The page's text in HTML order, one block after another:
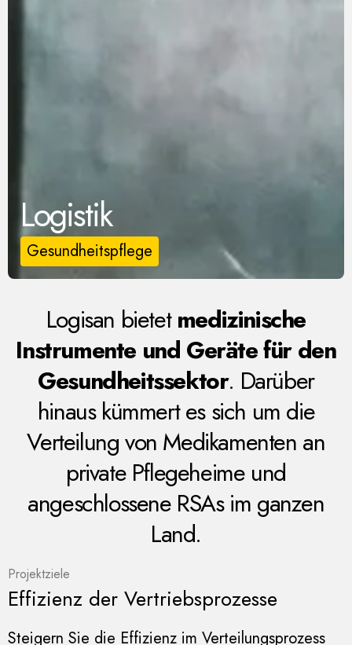
Logistik
Gesundheitspflege
Logisan bietetmedizinische
Instrumente und Geräte für den
Gesundheitssektor. Darüber
hinaus kümmert es sich um die
Verteilung von Medikamenten an
private Pflegeheime und
angeschlossene RSAs im ganzen
Land.
Projektziele
Effizienz der Vertriebsprozesse
Steigern Sie die Effizienz im Verteilungsprozess